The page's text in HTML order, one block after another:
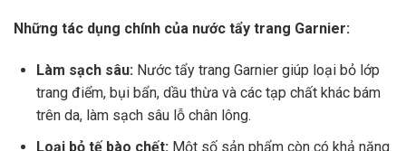
Những tác dụng chính của nước tẩy trang Garnier:
Làm sạch sâu: Nước tẩy trang Garnier giúp loại bỏ lớp
trang điểm, bụi bẩn, dầu thừa và các tạp chất khác bám
trên da, làm sạch sâu lỗ chân lông.
Loại bỏ tế bào chết: Một số sản phẩm còn có khả năng